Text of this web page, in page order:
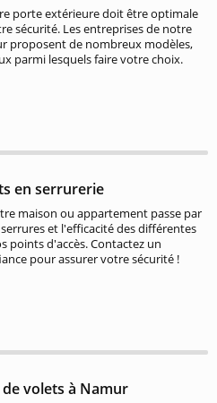
porte extérieure doit être optimale
sécurité. Les entreprises de notre
proposent de nombreux modèles,
parmi lesquels faire votre choix.
en serrurerie
maison ou appartement passe par
et l'efficacité des différentes
points d'accès. Contactez un
pour assurer votre sécurité !
volets à Namur